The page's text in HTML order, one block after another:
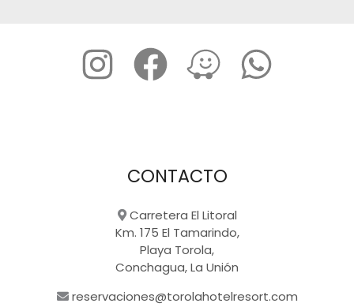
CONTACTO
Carretera El Litoral
Km. 175 El Tamarindo,
Playa Torola,
Conchagua, La Unión
reservaciones@torolahotelresort.com